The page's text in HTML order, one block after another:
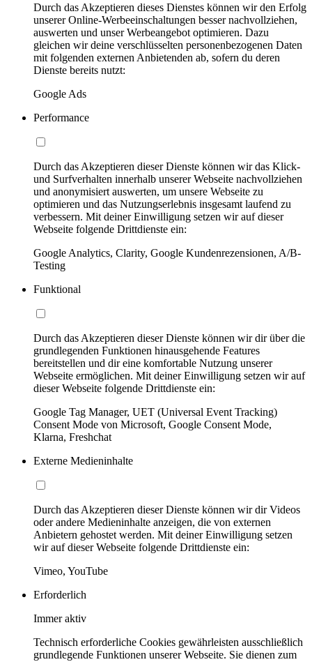
Durch das Akzeptieren dieses Dienstes können wir den Erfolg
unserer Online-Werbeeinschaltungen besser nachvollziehen,
auswerten und unser Werbeangebot optimieren. Dazu
gleichen wir deine verschlüsselten personenbezogenen Daten
mit folgenden externen Anbietenden ab, sofern du deren
Dienste bereits nutzt:
Google Ads
Performance
Durch das Akzeptieren dieser Dienste können wir das Klick-
und Surfverhalten innerhalb unserer Webseite nachvollziehen
und anonymisiert auswerten, um unsere Webseite zu
optimieren und das Nutzungserlebnis insgesamt laufend zu
verbessern. Mit deiner Einwilligung setzen wir auf dieser
Webseite folgende Drittdienste ein:
Google Analytics, Clarity, Google Kundenrezensionen, A/B-
Testing
Funktional
Durch das Akzeptieren dieser Dienste können wir dir über die
grundlegenden Funktionen hinausgehende Features
bereitstellen und dir eine komfortable Nutzung unserer
Webseite ermöglichen. Mit deiner Einwilligung setzen wir auf
dieser Webseite folgende Drittdienste ein:
Google Tag Manager, UET (Universal Event Tracking)
Consent Mode von Microsoft, Google Consent Mode,
Klarna, Freshchat
Externe Medieninhalte
Durch das Akzeptieren dieser Dienste können wir dir Videos
oder andere Medieninhalte anzeigen, die von externen
Anbietern gehostet werden. Mit deiner Einwilligung setzen
wir auf dieser Webseite folgende Drittdienste ein:
Vimeo, YouTube
Erforderlich
Immer aktiv
Technisch erforderliche Cookies gewährleisten ausschließlich
grundlegende Funktionen unserer Webseite. Sie dienen zum